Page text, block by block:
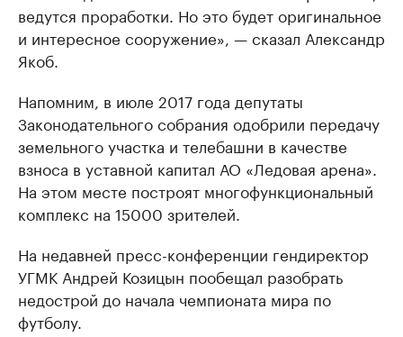
ведутся проработки. Но это будет оригинальное
и интересное сооружение», — сказал Александр
Якоб.
Напомним, в июле 2017 года депутаты
Законодательного собрания одобрили передачу
земельного участка и телебашни в качестве
взноса в уставной капитал АО «Ледовая арена».
На этом месте построят многофункциональный
комплекс на 15000 зрителей.
На недавней пресс-конференции гендиректор
УГМК Андрей Козицын пообещал разобрать
недострой до начала чемпионата мира по
футболу.